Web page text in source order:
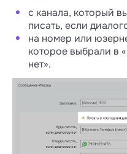
с канала, который
писать, если
на номер или
которое выбрали в
нет».